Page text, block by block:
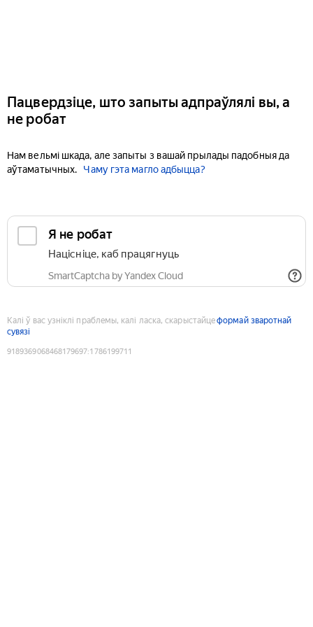
Пацвердзіце, што запыты адпраўлялі вы, а
не робат
Нам вельмі шкада, але запыты з вашай прылады падобныя да
аўтаматычных.
Чаму гэта магло адбыцца?
Я не робат
Націсніце, каб працягнуць
SmartCaptcha by Yandex Cloud
Калі ў вас узніклі праблемы, калі ласка, скарыстайцеформай зваротнай
сувязі
9189369068468179697:1786199711